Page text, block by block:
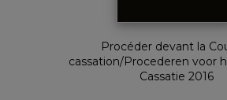
Procéder devant la
cassation/Procederen voor
Cassatie 2016